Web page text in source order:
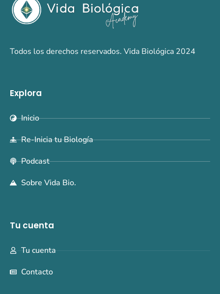
Todos los derechos reservados. Vida Biológica 2024
Explora
Inicio
Re-Inicia tu Biología
Podcast
Sobre Vida Bio.
Tu cuenta
Tu cuenta
Contacto